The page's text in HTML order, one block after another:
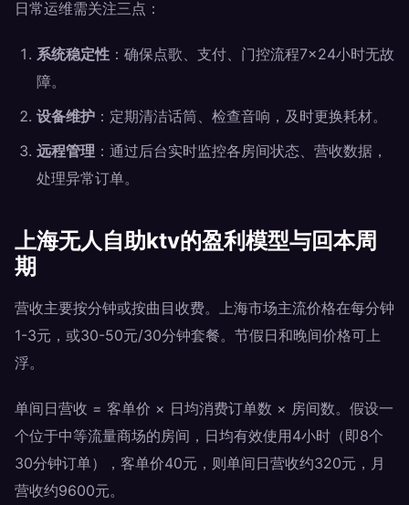
日常运维需关注三点：
系统稳定性 ：确保点歌、支付、门控流程7×24小时无故
障。
设备维护 ：定期清洁话筒、检查音响，及时更换耗材。
远程管理 ：通过后台实时监控各房间状态、营收数据，
处理异常订单。
上海无人自助ktv的盈利模型与回本周
期
营收主要按分钟或按曲目收费。上海市场主流价格在每分钟
1-3元，或30-50元/30分钟套餐。节假日和晚间价格可上
浮。
单间日营收 = 客单价 × 日均消费订单数 × 房间数。假设一
个位于中等流量商场的房间，日均有效使用4小时（即8个
30分钟订单），客单价40元，则单间日营收约320元，月
营收约9600元。